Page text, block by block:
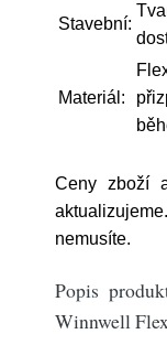
Stavební:
Materiál:
Ceny zboží
nemusíte.
Popis
Winnwell